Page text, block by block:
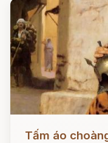
Đọc ngay
Tấm áo